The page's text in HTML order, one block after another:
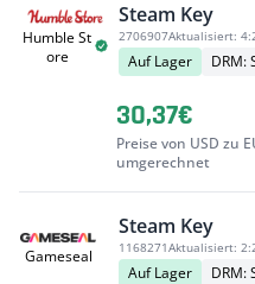
Humble St
ore
Steam Key
2706907Aktualisiert:
Auf Lager DRM:
30,37€
Preise von USD zu
umgerechnet
Gameseal
Steam Key
1168271Aktualisiert:
Auf Lager DRM: